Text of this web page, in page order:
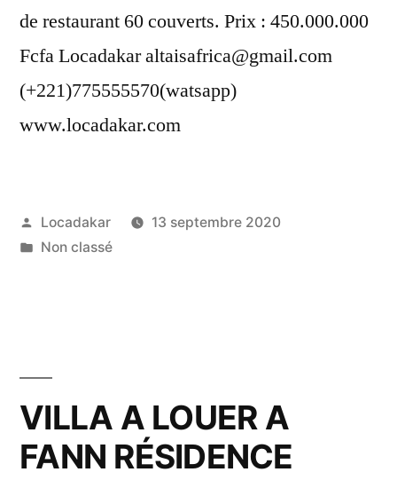
de restaurant 60 couverts. Prix : 450.000.000
Fcfa Locadakar altaisafrica@gmail.com
(+221)775555570(watsapp)
www.locadakar.com
Publié
par
Locadakar
13 septembre 2020
Publié
Non classé
VILLA A LOUER A
FANN RÉSIDENCE